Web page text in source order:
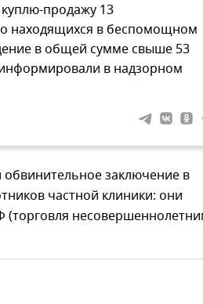
продажу 13
находящихся в беспомощном
в общей сумме свыше 53
в надзорном
заключение в
частной клиники: они
(торговля